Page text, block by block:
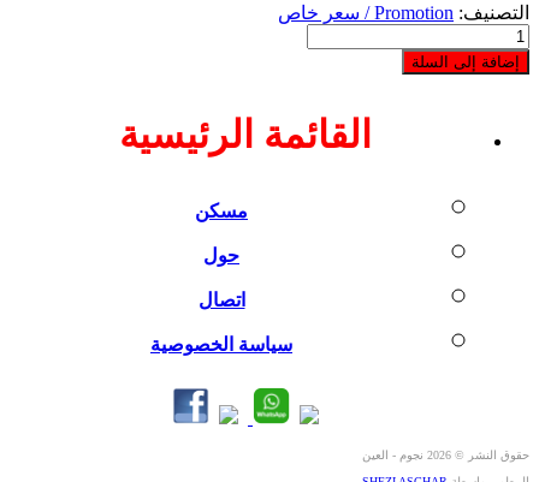
التصنيف: Promotion / سعر خاص
كمية
AK-
30CE
إضافة إلى السلة
القائمة الرئيسية
مسكن
حول
اتصال
سياسة الخصوصية
حقوق النشر © 2026 نجوم - العين